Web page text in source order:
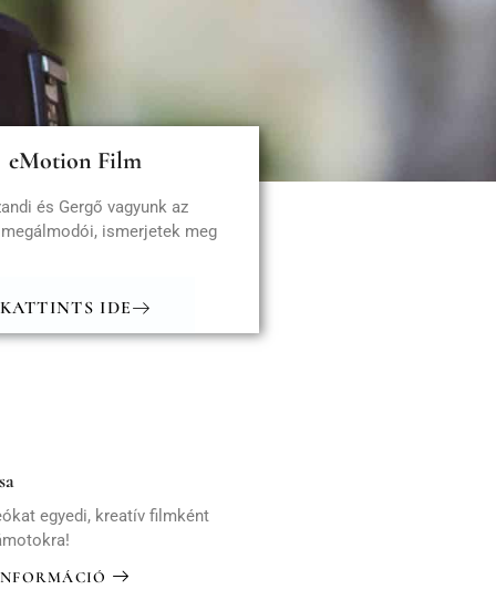
eMotion Film
és Gergő vagyunk az
ismerjetek meg
KATTINTS IDE
egyedi, kreatív filmként